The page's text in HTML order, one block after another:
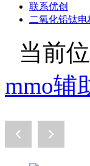
联系优创
二氧化铅钛电
当前
mmo辅